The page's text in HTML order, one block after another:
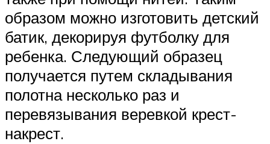
образом можно изготовить детский
батик, декорируя футболку для
ребенка. Следующий образец
получается путем складывания
полотна несколько раз и
перевязывания веревкой крест-
накрест.